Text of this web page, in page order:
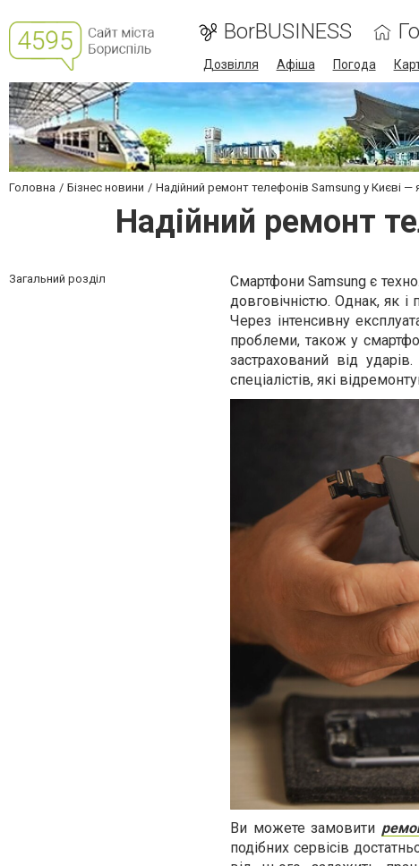
BorBUSINESS
Дозвілля Афіша Погода
Головна Бізнес новини Надійний ремонт телефонів Samsung у Києві —
Надійний ремонт
Загальний розділ
Смартфони Samsung є
довговічністю. Однак, як
Через інтенсивну
проблеми, також у
застрахований від
спеціалістів, які
Ви можете замовити
подібних сервісів